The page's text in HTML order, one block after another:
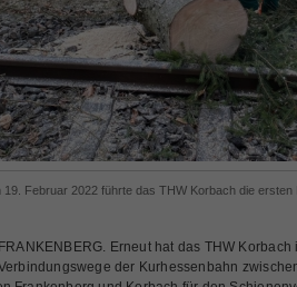
19. Februar 2022 führte das THW Korbach die ersten
Erneut hat das THW
der Kurhessenbahn